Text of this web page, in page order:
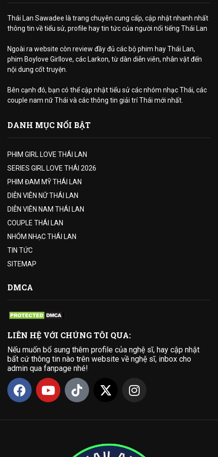
Thái Lan Sawadee là trang chuyên cung cấp, cập nhật nhanh nhất
thông tin về tiểu sử, profile hay tin tức của người nổi tiếng Thái Lan
Ngoài ra website còn review đầy đủ các bộ phim hay Thái Lan,
phim Boylove Girllove, các Larkon, từ dàn diễn viên, nhân vật đến
nội dung cốt truyện.
Bên cạnh đó, bạn có thể cập nhật tiểu sử các nhóm nhạc Thái, các
couple nam nữ Thái và các thông tin giải trí Thái mới nhất.
DANH MỤC NỔI BẬT
PHIM GIRL LOVE THÁI LAN
SERIES GIRL LOVE THÁI 2026
PHIM ĐAM MỸ THÁI LAN
DIỄN VIÊN NỮ THÁI LAN
DIỄN VIÊN NAM THÁI LAN
COUPLE THÁI LAN
NHÓM NHẠC THÁI LAN
TIN TỨC
SITEMAP
DMCA
LIÊN HỆ VỚI CHÚNG TÔI QUA:
Nếu muốn bổ sung thêm profile của nghệ sĩ, hay cập nhật
bất cứ thông tin nào trên website về nghệ sĩ, inbox cho
admin qua fanpage nhé!